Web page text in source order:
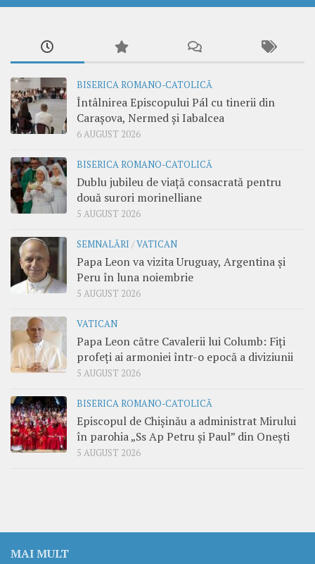
BISERICA ROMANO-CATOLICĂ
Întâlnirea Episcopului Pál cu tinerii din
Carașova, Nermed și Iabalcea
6 AUGUST 2026
BISERICA ROMANO-CATOLICĂ
Dublu jubileu de viață consacrată pentru
două surori morinelliane
5 AUGUST 2026
SEMNALĂRI /VATICAN
Papa Leon va vizita Uruguay, Argentina și
Peru în luna noiembrie
5 AUGUST 2026
VATICAN
Papa Leon către Cavalerii lui Columb: Fiți
profeți ai armoniei într-o epocă a diviziunii
5 AUGUST 2026
BISERICA ROMANO-CATOLICĂ
Episcopul de Chișinău a administrat Mirului
în parohia „Ss Ap Petru și Paul” din Onești
5 AUGUST 2026
MAI MULT